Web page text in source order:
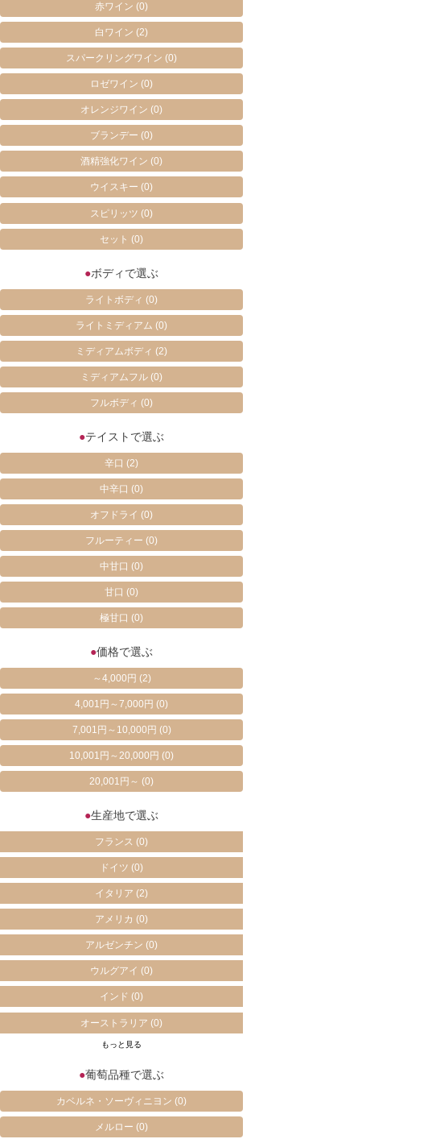
赤ワイン(0)
白ワイン(2)
スパークリングワイン(0)
ロゼワイン(0)
オレンジワイン(0)
ブランデー(0)
酒精強化ワイン(0)
ウイスキー(0)
スピリッツ(0)
セット(0)
●ボディで選ぶ
ライトボディ(0)
ライトミディアム(0)
ミディアムボディ(2)
ミディアムフル(0)
フルボディ(0)
●テイストで選ぶ
辛口(2)
中辛口(0)
オフドライ(0)
フルーティー(0)
中甘口(0)
甘口(0)
極甘口(0)
●価格で選ぶ
～4,000円 (2)
4,001円～7,000円(0)
7,001円～10,000円 (0)
10,001円～20,000円(0)
20,001円～(0)
●生産地で選ぶ
フランス(0)
ドイツ(0)
イタリア(2)
アメリカ(0)
アルゼンチン(0)
ウルグアイ(0)
インド(0)
オーストラリア(0)
もっと見る
●葡萄品種で選ぶ
カベルネ・ソーヴィニヨン(0)
メルロー(0)